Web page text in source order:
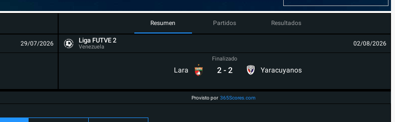
29/07/2026
Resumen Partidos Resultados
Liga FUTVE 2
Venezuela 02/08/2026
Lara
Finalizado
2 - 2 Yaracuyanos
Provisto por 365Scores.com